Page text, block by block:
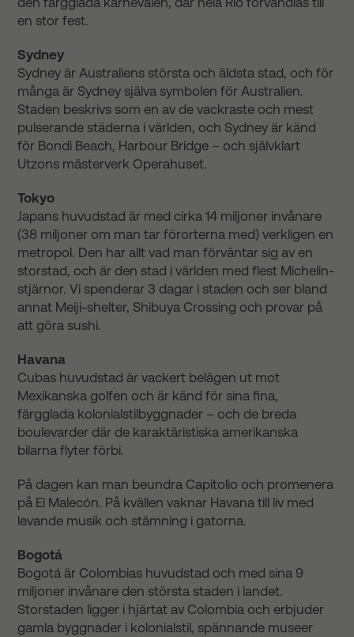
en stor fest.
Sydney
Sydney är Australiens största och äldsta stad, och för
många är Sydney själva symbolen för Australien.
Staden beskrivs som en av de vackraste och mest
pulserande städerna i världen, och Sydney är känd
för Bondi Beach, Harbour Bridge – och självklart
Utzons mästerverk Operahuset.
Tokyo
Japans huvudstad är med cirka 14 miljoner invånare
(38 miljoner om man tar förorterna med) verkligen en
metropol. Den har allt vad man förväntar sig av en
storstad, och är den stad i världen med flest Michelin-
stjärnor. Vi spenderar 3 dagar i staden och ser bland
annat Meiji-shelter, Shibuya Crossing och provar på
att göra sushi.
Havana
Cubas huvudstad är vackert belägen ut mot
Mexikanska golfen och är känd för sina fina,
färgglada kolonialstilbyggnader – och de breda
boulevarder där de karaktäristiska amerikanska
bilarna flyter förbi.
På dagen kan man beundra Capitolio och promenera
på El Malecón. På kvällen vaknar Havana till liv med
levande musik och stämning i gatorna.
Bogotá
Bogotá är Colombias huvudstad och med sina 9
miljoner invånare den största staden i landet.
Storstaden ligger i hjärtat av Colombia och erbjuder
gamla byggnader i kolonialstil, spännande museer